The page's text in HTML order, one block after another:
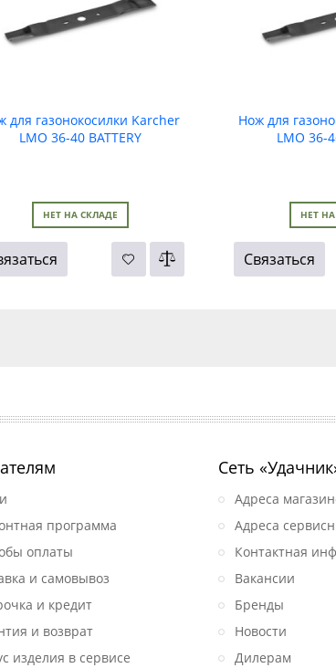
для газонокосилки Karcher
LMO 36-40 BATTERY
НЕТ НА СКЛАДЕ
Нож для
LMO 36-
НЕТ
Связаться
программа
оплаты
и самовывоз
и кредит
и возврат
изделия в сервисе
Сеть
Адреса
Адреса
Контактная
Вакансии
Бренды
Новости
Дилерам